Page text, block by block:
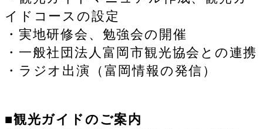
イドコースの設定
・実地研修会、勉強会の開催
・一般社団法人富岡市観光協会との連携
・ラジオ出演（富岡情報の発信）
■観光ガイドのご案内